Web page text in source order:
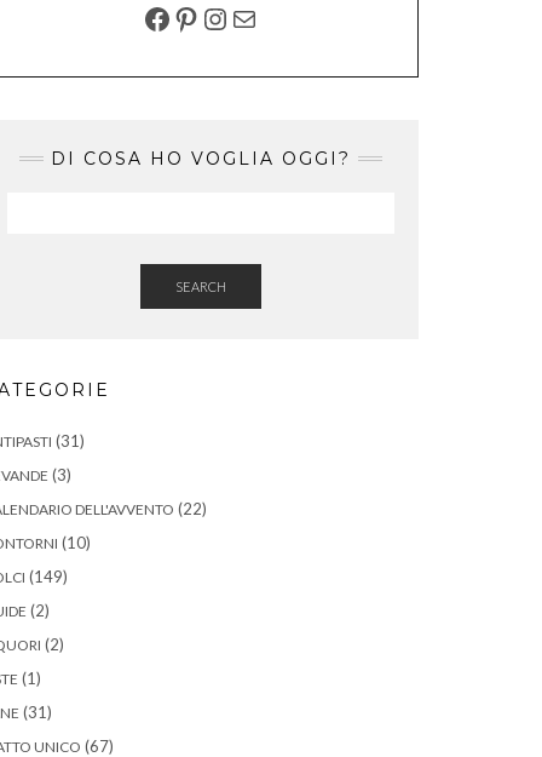
FACEBOOK
PINTEREST
INSTAGRAM
EMAIL
DI COSA HO VOGLIA OGGI?
SEARCH
(31)
(3)
DELL'AVVENTO (22)
(10)
(149)
(2)
(2)
(1)
(31)
UNICO (67)